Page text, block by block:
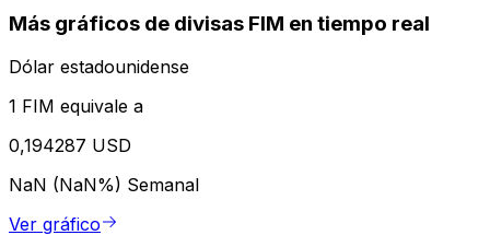
Más gráficos de divisas FIM en tiempo real
Dólar estadounidense
1 FIM equivale a
0,194287 USD
NaN (NaN%) Semanal
Ver gráfico